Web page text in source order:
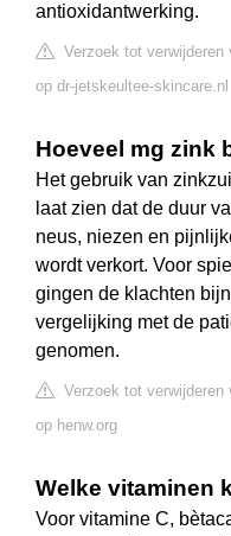
antioxidantwerking.
Verzoek tot verwijderen
op dr-jetskeultee-skincare.nl
Hoeveel mg zink
Het gebruik van
laat zien dat de duur
neus, niezen en
wordt verkort. Voor
gingen de klachten
vergelijking met de
genomen.
Verzoek tot verwijderen
op henw.org
Welke vitaminen
Voor vitamine C,